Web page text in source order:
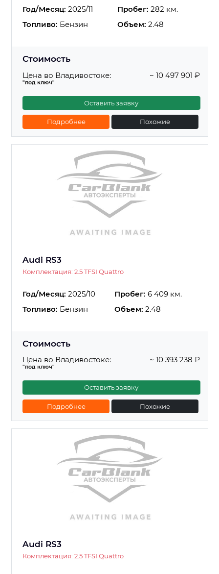
Год/Месяц: 2025/11 Пробег: 282 км.
Топливо: Бензин Объем: 2.48
Стоимость
Цена во Владивостоке:
"под ключ"
~ 10 497 901 ₽
Оставить заявку
Подробнее Похожие
Audi RS3
Комплектация: 2.5 TFSI Quattro
Год/Месяц: 2025/10 Пробег: 6 409 км.
Топливо: Бензин Объем: 2.48
Стоимость
Цена во Владивостоке:
"под ключ"
~ 10 393 238 ₽
Оставить заявку
Подробнее Похожие
Audi RS3
Комплектация: 2.5 TFSI Quattro